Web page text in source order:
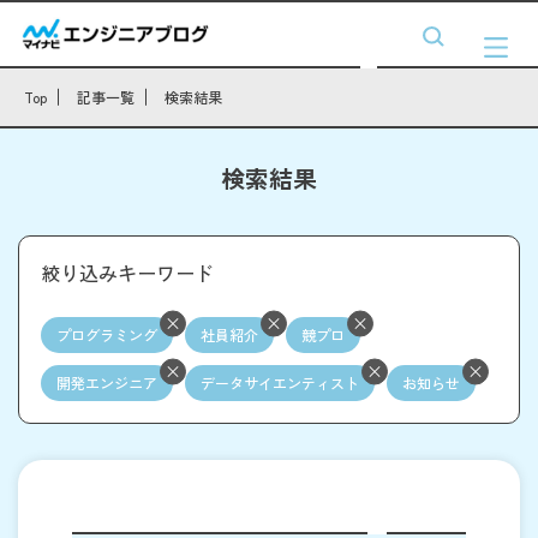
Top 記事一覧 検索結果
検索結果
絞り込みキーワード
プログラミング 社員紹介 競プロ
開発エンジニア データサイエンティスト お知らせ